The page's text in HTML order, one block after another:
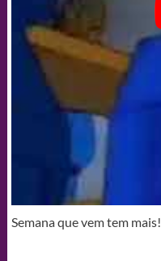
Semana que vem tem mais!